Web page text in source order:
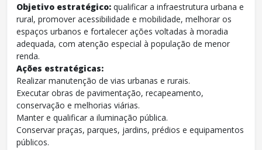
Objetivo estratégico: qualificar a infraestrutura urbana e
rural, promover acessibilidade e mobilidade, melhorar os
espaços urbanos e fortalecer ações voltadas à moradia
adequada, com atenção especial à população de menor
renda.
Ações estratégicas:
Realizar manutenção de vias urbanas e rurais.
Executar obras de pavimentação, recapeamento,
conservação e melhorias viárias.
Manter e qualificar a iluminação pública.
Conservar praças, parques, jardins, prédios e equipamentos
públicos.